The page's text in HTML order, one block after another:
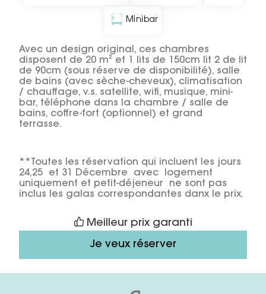
Minibar
Avec un design original, ces chambres
disposent de 20 m² et 1 lits de 150cm lit 2 de lit
de 90cm (sous réserve de disponibilité), salle
de bains (avec sèche-cheveux), climatisation
/ chauffage, v.s. satellite, wifi, musique, mini-
bar, téléphone dans la chambre / salle de
bains, coffre-fort (optionnel) et grand
terrasse.
**Toutes les réservation qui incluent les jours
24,25 et 31 Décembre avec logement
uniquement et petit-déjeneur ne sont pas
inclus les galas correspondantes danx le prix.
Meilleur prix garanti
Je veux réserver